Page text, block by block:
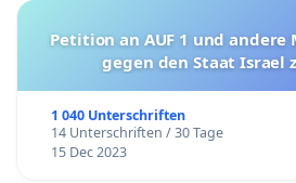
Petition an AUF 1 und andere
gegen den Staat Israel
1 040 Unterschriften
14 Unterschriften / 30 Tage
15 Dec 2023